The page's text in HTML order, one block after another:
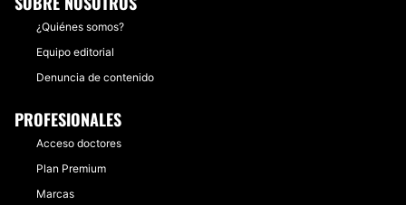
¿Quiénes somos?
Equipo editorial
Denuncia de contenido
PROFESIONALES
Acceso doctores
Plan Premium
Marcas